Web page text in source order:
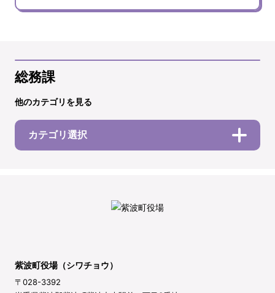
総務課
他のカテゴリを見る
カテゴリ選択
紫波町役場（シワチョウ）
〒028-3392